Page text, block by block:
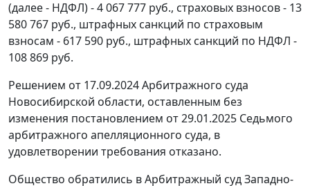
(далее - НДФЛ) - 4 067 777 руб., страховых взносов - 13
580 767 руб., штрафных санкций по страховым
взносам - 617 590 руб., штрафных санкций по НДФЛ -
108 869 руб.
Решением от 17.09.2024 Арбитражного суда
Новосибирской области, оставленным без
изменения постановлением от 29.01.2025 Седьмого
арбитражного апелляционного суда, в
удовлетворении требования отказано.
Общество обратились в Арбитражный суд Западно-